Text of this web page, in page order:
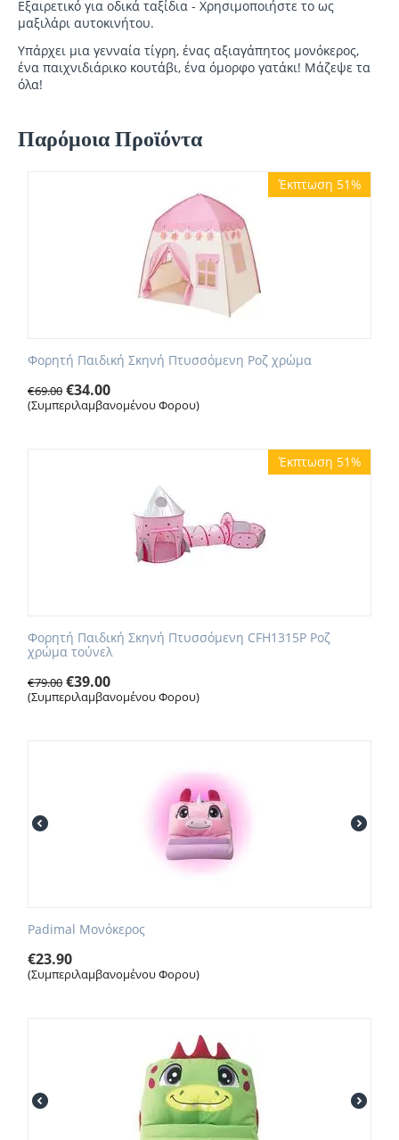
Εξαιρετικό για οδικά ταξίδια - Χρησιμοποιήστε το ως
μαξιλάρι αυτοκινήτου.
Υπάρχει μια γενναία τίγρη, ένας αξιαγάπητος μονόκερος,
ένα παιχνιδιάρικο κουτάβι, ένα όμορφο γατάκι! Μάζεψε τα
όλα!
Παρόμοια Προϊόντα
Έκπτωση 51%
Φορητή Παιδική Σκηνή Πτυσσόμενη Ροζ χρώμα
€69.00 €34.00
(Συμπεριλαμβανομένου Φορου)
Έκπτωση 51%
Φορητή Παιδική Σκηνή Πτυσσόμενη CFH1315P Ροζ
χρώμα τούνελ
€79.00 €39.00
(Συμπεριλαμβανομένου Φορου)
Padimal Μονόκερος
€23.90
(Συμπεριλαμβανομένου Φορου)